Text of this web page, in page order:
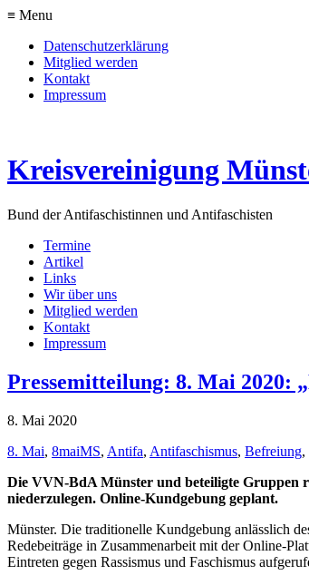
≡ Menu
Datenschutzerklärung
Mitglied werden
Kontakt
Impressum
Kreisvereinigung
Bund der Antifaschistinnen und Antifaschisten
Termine
Artikel
Links
Wir über uns
Mitglied werden
Kontakt
Impressum
Pressemitteilung: 8. Mai 2020:
8. Mai 2020
8. Mai, 8maiMS, Antifa, Antifaschismus, Befreiung,
Die VVN-BdA Münster und beteiligte Gruppen
niederzulegen. Online-Kundgebung geplant.
Münster. Die traditionelle Kundgebung anlässlich
Redebeiträge in Zusammenarbeit mit der Online-
Eintreten gegen Rassismus und Faschismus